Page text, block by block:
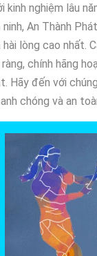
kinh nghiệm lâu
ninh, An Thành
hài lòng cao nhất.
chính hãng
Hãy đến với
chóng và an